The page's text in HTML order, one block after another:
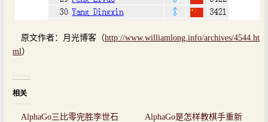
原文作者：月光博客（http://www.williamlong.info/archives/4544.ht
ml）
相关
AlphaGo三比零完胜李世石
AlphaGo是怎样教棋手重新